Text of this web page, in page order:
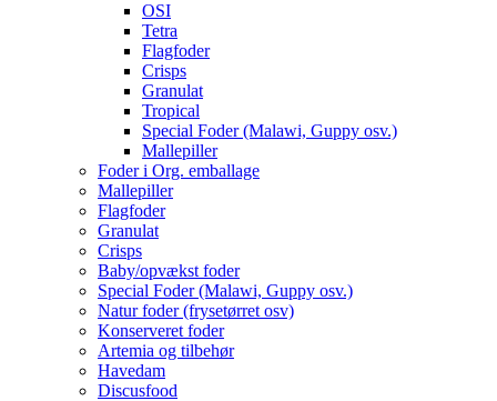
OSI
Tetra
Flagfoder
Crisps
Granulat
Tropical
Special Foder (Malawi, Guppy osv.)
Mallepiller
Foder i Org. emballage
Mallepiller
Flagfoder
Granulat
Crisps
Baby/opvækst foder
Special Foder (Malawi, Guppy osv.)
Natur foder (frysetørret osv)
Konserveret foder
Artemia og tilbehør
Havedam
Discusfood